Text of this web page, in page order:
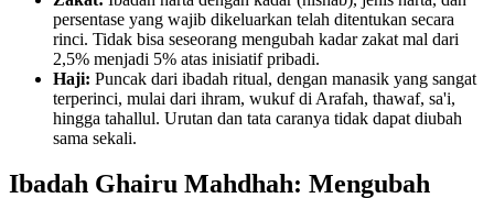
persentase yang wajib dikeluarkan telah ditentukan secara
rinci. Tidak bisa seseorang mengubah kadar zakat mal dari
2,5% menjadi 5% atas inisiatif pribadi.
Haji: Puncak dari ibadah ritual, dengan manasik yang sangat
terperinci, mulai dari ihram, wukuf di Arafah, thawaf, sa'i,
hingga tahallul. Urutan dan tata caranya tidak dapat diubah
sama sekali.
Ibadah Ghairu Mahdhah: Mengubah